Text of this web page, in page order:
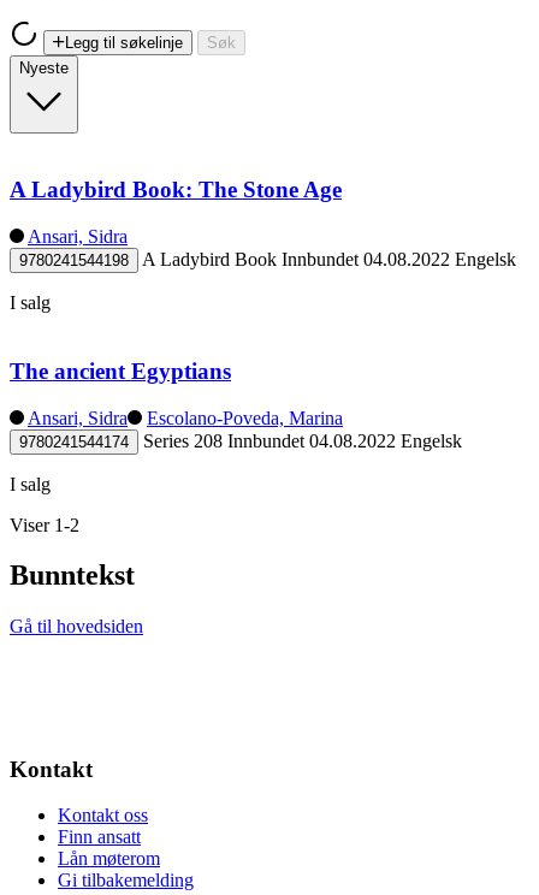
Legg til søkelinje
Søk
Nyeste
A Ladybird Book: The Stone Age
Ansari, Sidra
9780241544198 A Ladybird Book Innbundet 04.08.2022 Engelsk
I salg
The ancient Egyptians
Ansari, Sidra Escolano-Poveda, Marina
9780241544174 Series 208 Innbundet 04.08.2022 Engelsk
I salg
Viser 1-2
Bunntekst
Gå til hovedsiden
Kontakt
Kontakt oss
Finn ansatt
Lån møterom
Gi tilbakemelding